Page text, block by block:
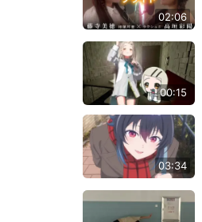
02:06
00:15
03:34